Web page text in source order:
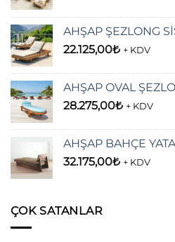
AHŞAP ŞEZLONG
22.125,00₺ + KDV
AHŞAP OVAL
28.275,00₺ + KDV
AHŞAP BAHÇE
32.175,00₺ + KDV
ÇOK SATANLAR